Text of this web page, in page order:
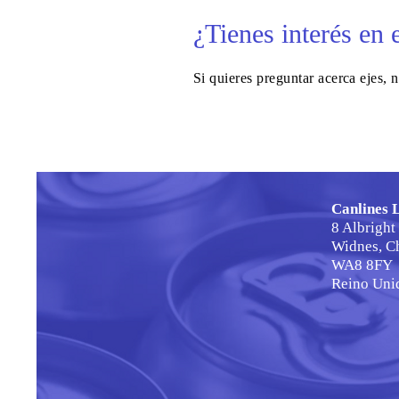
¿Tienes interés en
Si quieres preguntar acerca ejes,
Canlines
8 Albright
Widnes,
WA8 8FY
Reino